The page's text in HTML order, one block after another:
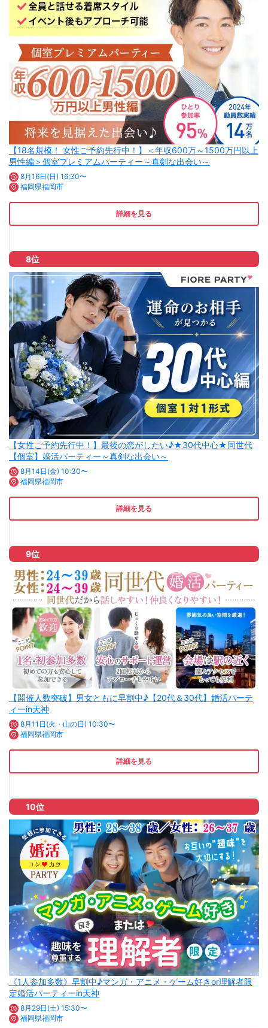
【18名規模！ 女性ご予約先行中！】＜年収600万～1500万円以上
男性編＞個室プレミアムパーティー～真剣な出会い～
8月16日(日) 16:30〜
福岡県福岡市
詳細を見る
8位
【女性ご予約先行中！】最後の恋がしたい♪★30代中心★同世代
【個室】婚活パーティー～真剣な出会い～
8月14日(金) 10:30〜
福岡県福岡市
詳細を見る
9位
【開催人数突破】男女ともに早割中♪【20代＆30代】婚活パーテ
ィーin天神
8月11日(火・山の日) 10:30〜
福岡県福岡市
詳細を見る
10位
《1人参加多数》早割中♪マンガ・アニメ・ゲーム好きor理解者限
定婚活パーティーin天神
8月29日(土) 15:30〜
福岡県福岡市